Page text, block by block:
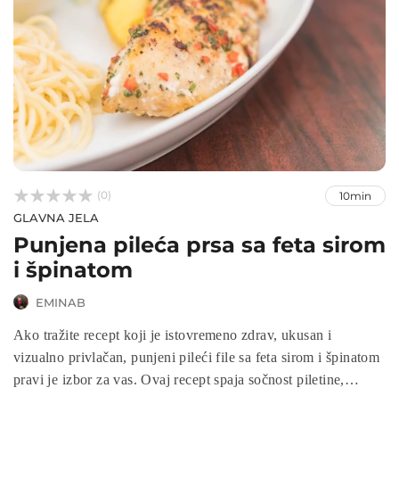


 (0) 10min
GLAVNA JELA
Punjena pileća prsa sa feta sirom
i špinatom
EMINAB
Ako tražite recept koji je istovremeno zdrav, ukusan i
vizualno privlačan, punjeni pileći file sa feta sirom i špinatom
pravi je izbor za vas. Ovaj recept spaja sočnost piletine,